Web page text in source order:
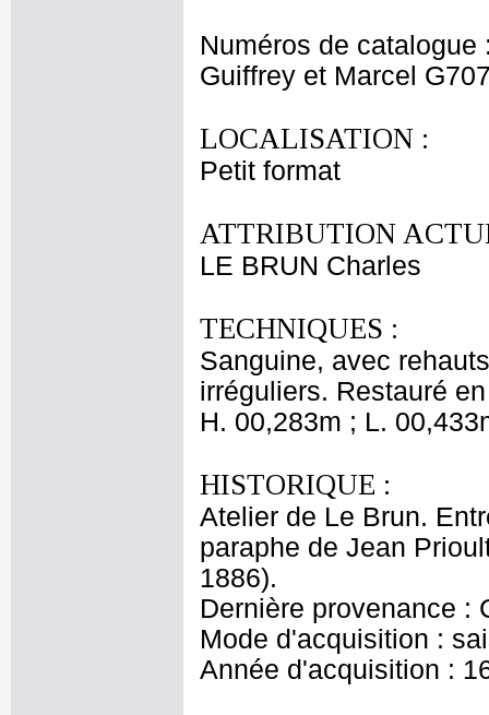
Numéros de catalogue
Guiffrey et Marcel
LOCALISATION :
Petit format
ATTRIBUTION
LE BRUN Charles
TECHNIQUES :
Sanguine, avec
irréguliers. Restauré
H. 00,283m ; L.
HISTORIQUE :
Atelier de Le Brun.
paraphe de Jean
1886).
Dernière provenance :
Mode d'acquisition :
Année d'acquisition :